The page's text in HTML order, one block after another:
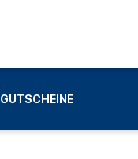
GUTSCHEINE